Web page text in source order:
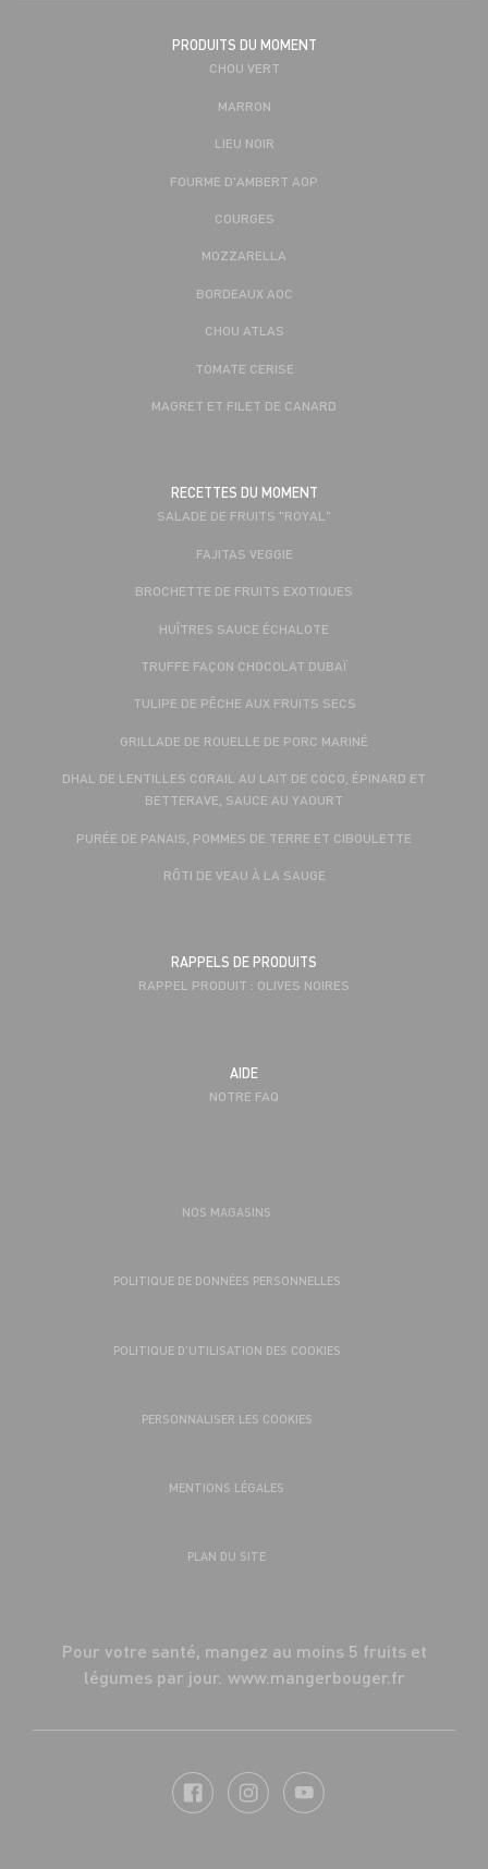
PRODUITS DU MOMENT
CHOU VERT
MARRON
LIEU NOIR
FOURME D'AMBERT AOP
COURGES
MOZZARELLA
BORDEAUX AOC
CHOU ATLAS
TOMATE CERISE
MAGRET ET FILET DE CANARD
RECETTES DU MOMENT
SALADE DE FRUITS "ROYAL"
FAJITAS VEGGIE
BROCHETTE DE FRUITS EXOTIQUES
HUÎTRES SAUCE ÉCHALOTE
TRUFFE FAÇON CHOCOLAT DUBAÏ
TULIPE DE PÊCHE AUX FRUITS SECS
GRILLADE DE ROUELLE DE PORC MARINÉ
DHAL DE LENTILLES CORAIL AU LAIT DE COCO, ÉPINARD ET
BETTERAVE, SAUCE AU YAOURT
PURÉE DE PANAIS, POMMES DE TERRE ET CIBOULETTE
RÔTI DE VEAU À LA SAUGE
RAPPELS DE PRODUITS
RAPPEL PRODUIT : OLIVES NOIRES
AIDE
NOTRE FAQ
NOS MAGASINS
POLITIQUE DE DONNÉES PERSONNELLES
POLITIQUE D’UTILISATION DES COOKIES
PERSONNALISER LES COOKIES
MENTIONS LÉGALES
PLAN DU SITE
Pour votre santé, mangez au moins 5 fruits et
légumes par jour. www.mangerbouger.fr